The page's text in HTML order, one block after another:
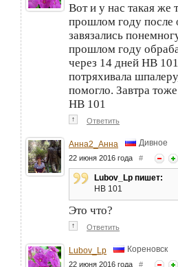
Вот и у нас такая же
прошлом году после
завязались
прошлом году
через 14 дней НВ
потряхивала
помогло. Завтра
НВ 101
↑ Ответить
Анна2_Анна Дивное
22 июня 2016 года #
Lubov_Lp пишет:
НВ 101
Это что?
↑ Ответить
Lubov_Lp Кореновск
22 июня 2016 года #